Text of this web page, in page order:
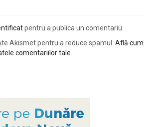
pentru a publica un comentariu.
Akismet pentru a reduce spamul. Află cum
comentariilor tale.